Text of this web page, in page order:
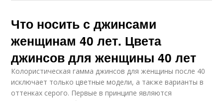
Что носить с джинсами
женщинам 40 лет. Цвета
джинсов для женщины 40 лет
Колористическая гамма джинсов для женщины после 40
исключает только цветные модели, а также варианты в
оттенках серого. Первые в принципе являются